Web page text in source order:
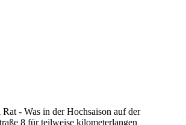
- Was in der Hochsaison auf der
8 für teilweise kilometerlangen